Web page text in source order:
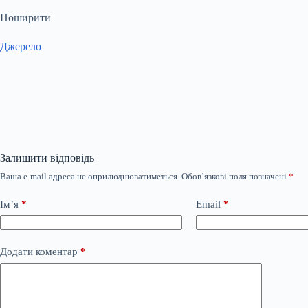
Поширити
Джерело
Залишити відповідь
Ваша e-mail адреса не оприлюднюватиметься. Обов’язкові поля позначені *
Ім’я * Email *
Додати коментар *